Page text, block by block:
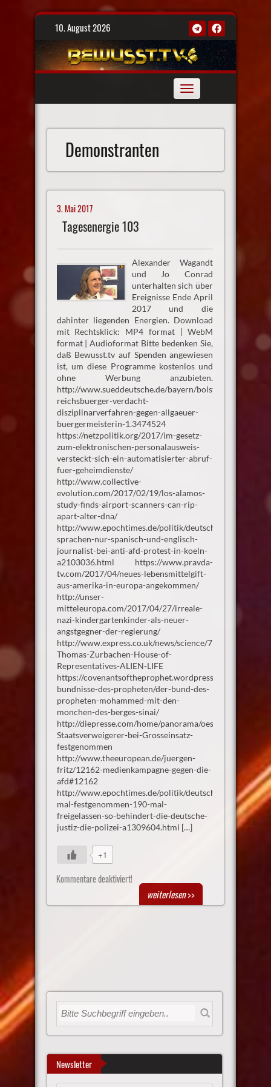
Skip
10. August 2026
Toggle
navigation
Demonstranten
3. Mai 2017
Tagesenergie 103
Alexander Wagandt
und Jo Conrad
unterhalten sich über
Ereignisse Ende April
2017 und die
dahinter liegenden Energien. Download
mit Rechtsklick: MP4 format | WebM
format | Audioformat Bitte bedenken Sie,
daß Bewusst.tv auf Spenden angewiesen
ist, um diese Programme kostenlos und
ohne Werbung anzubieten.
http://www.sueddeutsche.de/bayern/bolsterlang-
reichsbuerger-verdacht-
disziplinarverfahren-gegen-allgaeuer-
buergermeisterin-1.3474524
https://netzpolitik.org/2017/im-gesetz-
zum-elektronischen-personalausweis-
versteckt-sich-ein-automatisierter-abruf-
fuer-geheimdienste/
http://www.collective-
evolution.com/2017/02/19/los-alamos-
study-finds-airport-scanners-can-rip-
apart-alter-dna/
http://www.epochtimes.de/politik/deutschland/viele-
sprachen-nur-spanisch-und-englisch-
journalist-bei-anti-afd-protest-in-koeln-
a2103036.html https://www.pravda-
tv.com/2017/04/neues-lebensmittelgift-
aus-amerika-in-europa-angekommen/
http://unser-
mitteleuropa.com/2017/04/27/irreale-
nazi-kindergartenkinder-als-neuer-
angstgegner-der-regierung/
http://www.express.co.uk/news/science/797355/NASA-
Thomas-Zurbachen-House-of-
Representatives-ALIEN-LIFE
https://covenantsoftheprophet.wordpress.com/die-
bundnisse-des-propheten/der-bund-des-
propheten-mohammed-mit-den-
monchen-des-berges-sinai/
http://diepresse.com/home/panorama/oesterreich/
Staatsverweigerer-bei-Grosseinsatz-
festgenommen
http://www.theeuropean.de/juergen-
fritz/12162-medienkampagne-gegen-die-
afd#12162
http://www.epochtimes.de/politik/deutschland/190-
mal-festgenommen-190-mal-
freigelassen-so-behindert-die-deutsche-
justiz-die-polizei-a1309604.html […]
+1
Kommentare deaktiviert!
weiterlesen>>
Newsletter